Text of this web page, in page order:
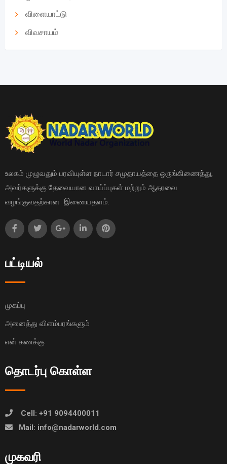
விளையாட்டு
விவசாயம்
உலகம் முழுவதும் பரவியுள்ள நாடார் சமுதாயத்தை ஒருங்கிணைத்து,
அவர்களுக்கு தேவையான வாய்ப்புகள் மற்றும் ஆதரவை
வழங்குவதற்கான இணையதளம்.
பட்டியல்
முகப்பு
அனைத்து விளம்பரங்களும்
என் கணக்கு
தொடர்பு கொள்ள
Cell: +91 9094400011
Mail: info@nadarworld.com
முகவரி